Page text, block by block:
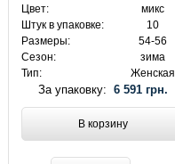
Цвет:
микс
Штук в упаковке:
10
Размеры:
54-56
Сезон:
зима
Тип:
Женская
За упаковку: 6 591 грн.
В корзину